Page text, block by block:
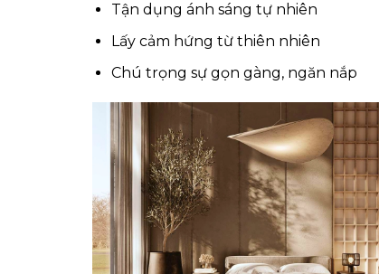
Tận dụng ánh sáng tự nhiên
Lấy cảm hứng từ thiên nhiên
Chú trọng sự gọn gàng, ngăn nắp